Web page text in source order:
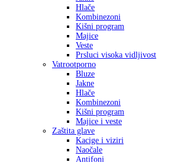
Hlače
Kombinezoni
Kišni program
Majice
Veste
Prsluci visoka vidljivost
Vatrootporno
Bluze
Jakne
Hlače
Kombinezoni
Kišni program
Majice i veste
Zaštita glave
Kacige i viziri
Naočale
Antifoni